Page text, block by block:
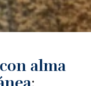
alma